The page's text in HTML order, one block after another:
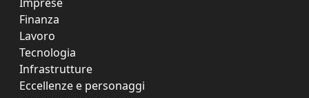
Finanza
Lavoro
Tecnologia
Infrastrutture
Eccellenze e personaggi